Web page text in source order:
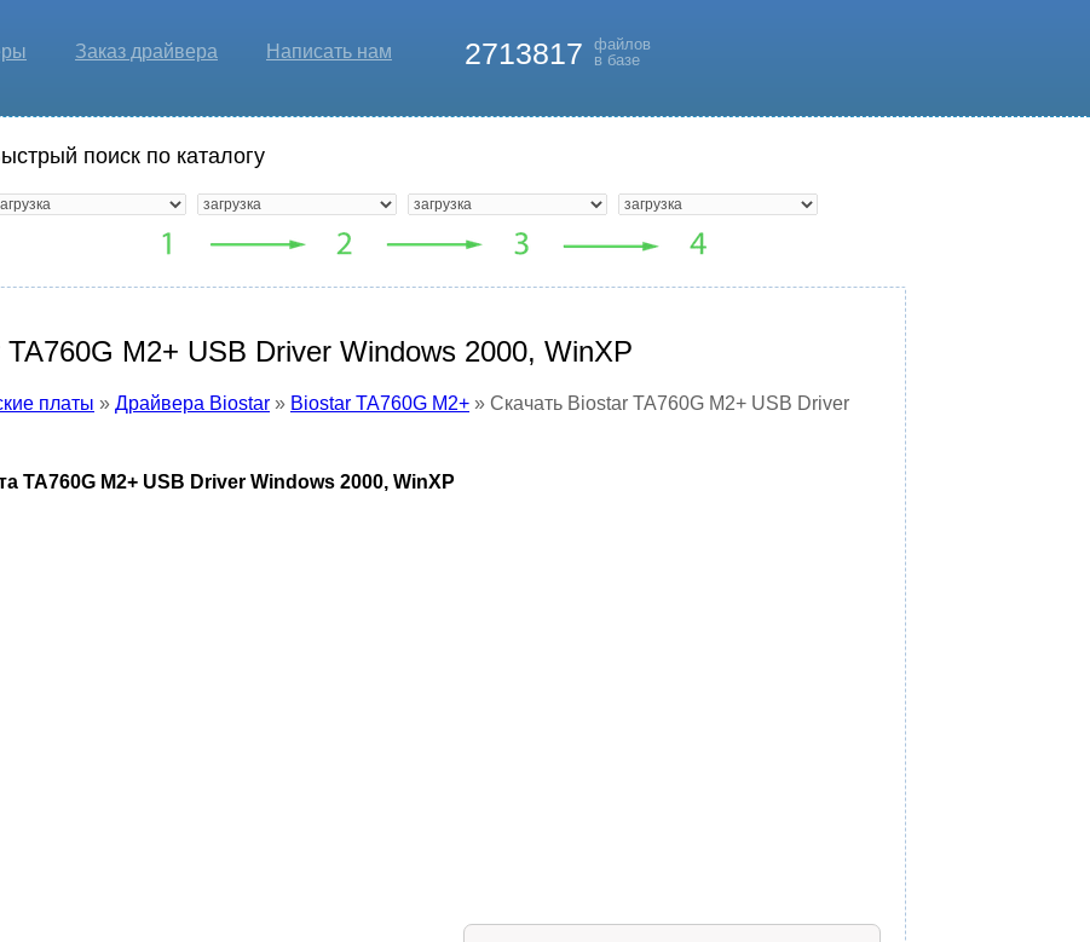
Заказ драйвера Написать нам 2713817
файлов
в базе
поиск по каталогу
M2+ USB Driver Windows 2000, WinXP
платы » Драйвера Biostar » Biostar TA760G M2+ » Скачать Biostar TA760G M2+ USB Driver
TA760G M2+ USB Driver Windows 2000, WinXP